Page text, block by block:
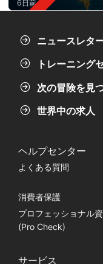
6日前
ニュースレタ
トレーニング
次の冒険を見
世界中の求人
ヘルプセンター
よくある質問
消費者保護
プロフェッショナル
(Pro Check)
サービス